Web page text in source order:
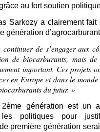
au fort soutien
Sarkozy a clairement
génération
continuer de s’engager aux
de biocarburants, mais
important. Ces projets
en Europe et dans le
du futur. »
2ème génération est un
politiques pour
première génération